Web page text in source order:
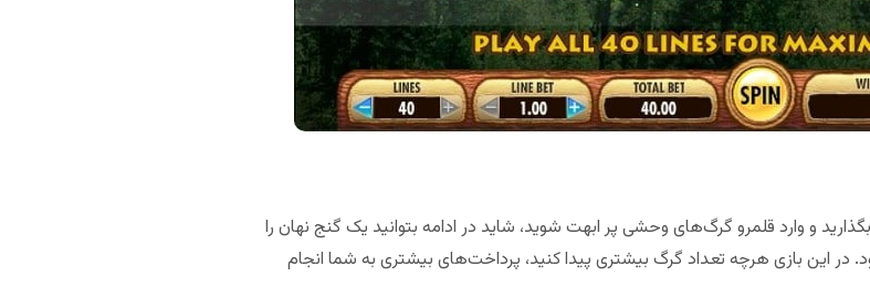
و وارد قلمرو گرگ‌های وحشی پر ابهت شوید، شاید در ادامه بتوانید یک گنج نهان را
بازی هرچه تعداد گرگ بیشتری پیدا کنید، پرداخت‌های بیشتری به شما انجام